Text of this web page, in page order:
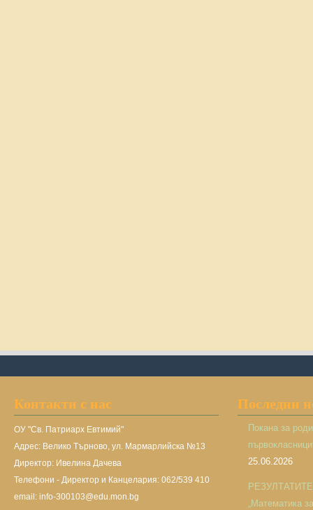
Контакти с нас
ОУ "Св. Патриарх Евтимий"
Адрес: Велико Търново, ул. Мармарлийска №13
Директор: Ивелина Дачева
Телефони - Директор и Канцелария: 062/539 410
email: info-300103@edu.mon.bg
Последни
Покана за
25.06.2026
РЕЗУЛТАТИТЕ
„Математика